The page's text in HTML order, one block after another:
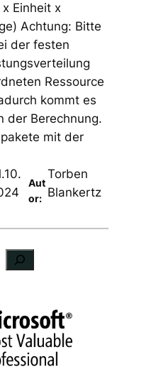
Einheit x
Achtung: Bitte
der festen
Ressource
kommt es
der Berechnung.
mit der
Aut
or:
Torben
Blankertz